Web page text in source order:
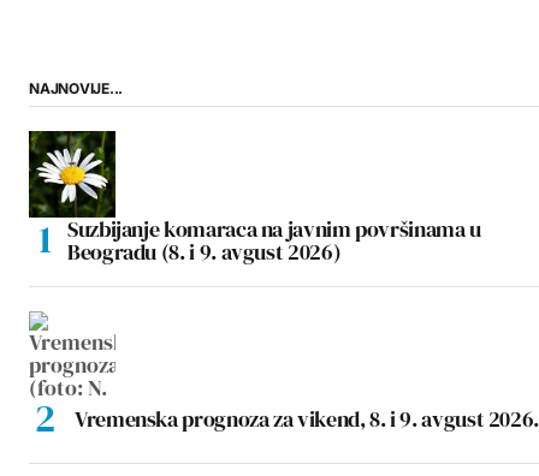
NAJNOVIJE...
Suzbijanje komaraca na javnim površinama u
Beogradu (8. i 9. avgust 2026)
Vremenska prognoza za vikend, 8. i 9. avgust 2026.